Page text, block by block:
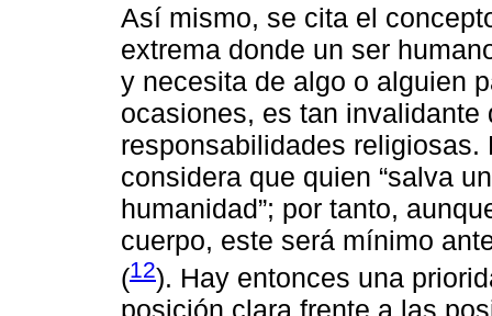
Así mismo, se cita el
extrema donde un ser
y necesita de algo o alguien
ocasiones, es tan invalidante
responsabilidades
considera que quien “salva
humanidad”; por tanto,
cuerpo, este será mínimo
(12). Hay entonces una
posición clara frente a las